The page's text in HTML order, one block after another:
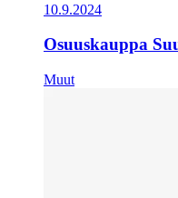
10.9.2024
Osuuskauppa
Muut